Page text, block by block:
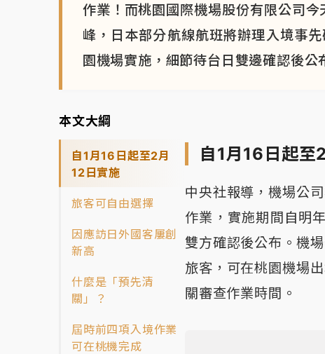
作業！而桃園國際機場股份有限公司
峰，日本部分航線航班將辦理入境事
園機場實施，細節待台日雙邊確認後公
本文大綱
自1月16日起至2月
12日實施
旅客可自由選擇
因應訪日外國客屢創
新高
什麼是「預先清
關」？
屆時前四項入境作業
可在桃機完成
自1月16日起至
中央社報導，機場公
作業，實施期間自明
雙方確認後公布。機
旅客，可在桃園機場
關審查作業時間。